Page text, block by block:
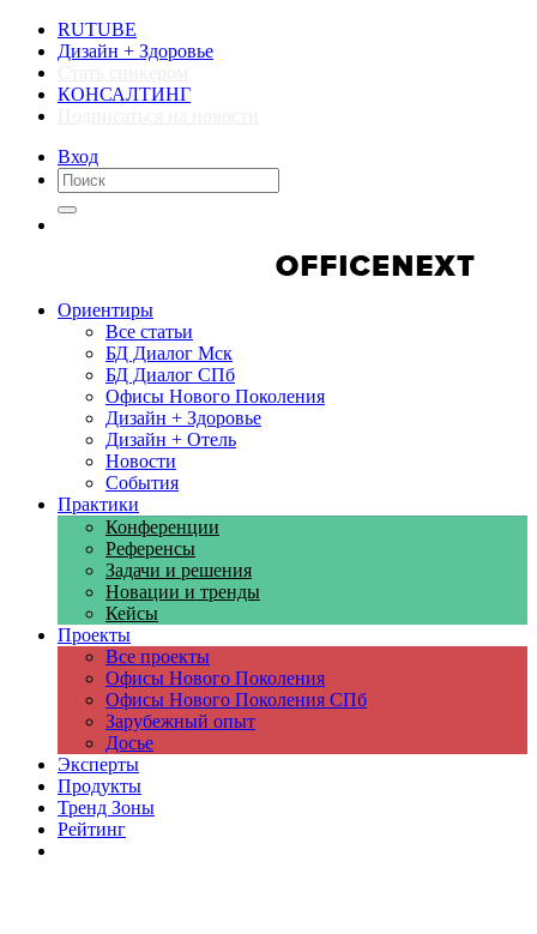
RUTUBE
Дизайн + Здоровье
КОНСАЛТИНГ
Вход
Ориентиры
Все статьи
БД Диалог Мск
БД Диалог СПб
Офисы Нового Поколения
Дизайн + Здоровье
Дизайн + Отель
Новости
События
Практики
Конференции
Референсы
Задачи и решения
Новации и тренды
Кейсы
Проекты
Все проекты
Офисы Нового Поколения
Офисы Нового Поколения СПб
Зарубежный опыт
Досье
Эксперты
Продукты
Тренд Зоны
Рейтинг